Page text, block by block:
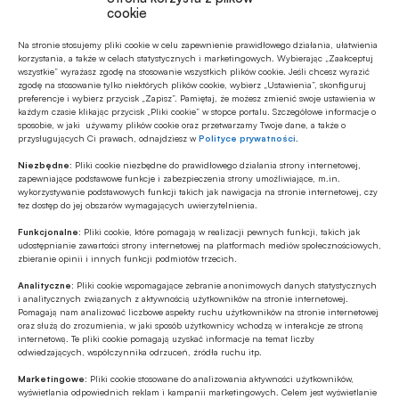
cookie
Na stronie stosujemy pliki cookie w celu zapewnienie prawidłowego działania, ułatwienia
korzystania, a także w celach statystycznych i marketingowych. Wybierając „Zaakceptuj
wszystkie” wyrażasz zgodę na stosowanie wszystkich plików cookie. Jeśli chcesz wyrazić
zgodę na stosowanie tylko niektórych plików cookie, wybierz „Ustawienia”, skonfiguruj
preferencje i wybierz przycisk „Zapisz”. Pamiętaj, że możesz zmienić swoje ustawienia w
każdym czasie klikając przycisk „Pliki cookie” w stopce portalu. Szczegółowe informacje o
sposobie, w jaki używamy plików cookie oraz przetwarzamy Twoje dane, a także o
przysługujących Ci prawach, odnajdziesz wPolityce prywatności
Niezbędne: Pliki cookie niezbędne do prawidłowego działania strony internetowej,
zapewniające podstawowe funkcje i zabezpieczenia strony umożliwiające, m.in.
wykorzystywanie podstawowych funkcji takich jak nawigacja na stronie internetowej, czy
tez dostęp do jej obszarów wymagających uwierzytelnienia.
Funkcjonalne: Pliki cookie, które pomagają w realizacji pewnych funkcji, takich jak
udostępnianie zawartości strony internetowej na platformach mediów społecznościowych,
zbieranie opinii i innych funkcji podmiotów trzecich.
Analityczne: Pliki cookie wspomagające zebranie anonimowych danych statystycznych
i analitycznych związanych z aktywnością użytkowników na stronie internetowej.
Pomagają nam analizować liczbowe aspekty ruchu użytkowników na stronie internetowej
oraz służą do zrozumienia, w jaki sposób użytkownicy wchodzą w interakcje ze stroną
internetową. Te pliki cookie pomagają uzyskać informacje na temat liczby
odwiedzających, współczynnika odrzuceń, źródła ruchu itp.
Marketingowe: Pliki cookie stosowane do analizowania aktywności użytkowników,
wyświetlania odpowiednich reklam i kampanii marketingowych. Celem jest wyświetlanie
Gospodarczej stanowiące efektywne narzędzie
projekt, jakim jest Centrum Edukacji
Marketingowej zajmujące się profesjonalną obsługą
eventów. Po drodze pojawiały się kolejne
inicjatywy, że wymienię „Europejskiego Doradcę
Pierwsza naczelna i twórczyni pomysłu pani
Agnieszka Krawczyk w porę dostrzegła wyzwania,
jakie dla samorządów wszystkich szczebli stanowi
ubieganie się o środki finansowe z funduszy
nowe rozwiązania, my staramy się je odczytywać i
reagować z wyprzedzeniem.
Co z perspektywy czasu ocenia Pani jako
niewykorzystany potencjał? Zapewne każde